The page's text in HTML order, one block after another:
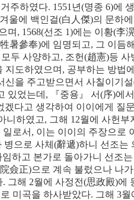
주하였다. 1551 년(명종 6)에
울에 백인걸(白人傑)의 문하에
며 , 1568(선조 1)에는 이황(李滉
暑參奉)에 임명되고, 그 이듬
두 사양하고, 조헌(趙憲)등 사
지도하였으며 , 공부하는 방법
신을 주고받으면서 사칠이기설
있었는데 , 『중용 』 서(序)에
겠다고 생각하여 이이에게 질
니하였고, 그해 12월에 사헌부
로서 , 이는 이이의 주장으로
으로 사체 (辭遞)하니 선조는
하고 본가로 돌아가니 선조
僉正)으로 계속 불렀으나 나
. 그해 2월에 사정전(思政殿)에
미곡을 하사받았다. 그해 3월